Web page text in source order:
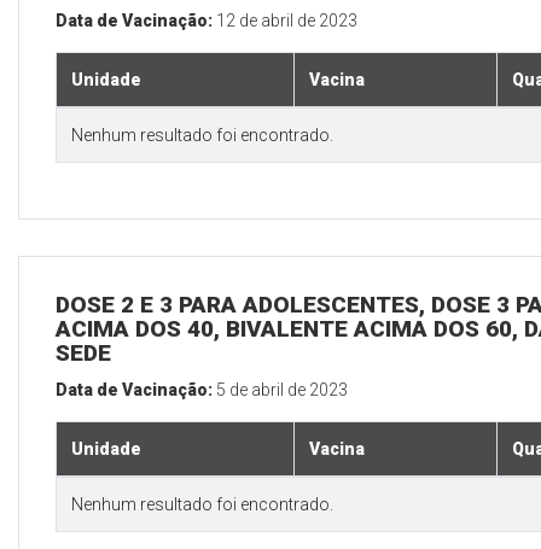
Data de Vacinação: 12 de abril de 2023
Unidade Vacina
Nenhum resultado foi encontrado.
DOSE 2 E 3 PARA ADOLESCENTES, DOSE 3
ACIMA DOS 40, BIVALENTE ACIMA DOS 60,
SEDE
Data de Vacinação: 5 de abril de 2023
Unidade Vacina
Nenhum resultado foi encontrado.